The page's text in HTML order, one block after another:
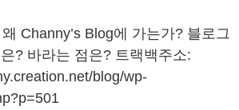
Channy’s Blog에 가는가? 블로그
? 바라는 점은? 트랙백주소:
blog/wp-